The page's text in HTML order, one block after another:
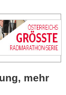
mehr